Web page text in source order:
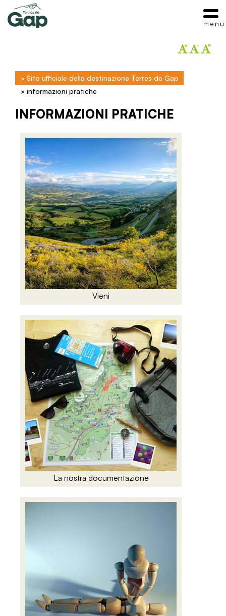
> Sito ufficiale della destinazione Terres de Gap
> informazioni pratiche
INFORMAZIONI PRATICHE
Vieni
La nostra documentazione
menu